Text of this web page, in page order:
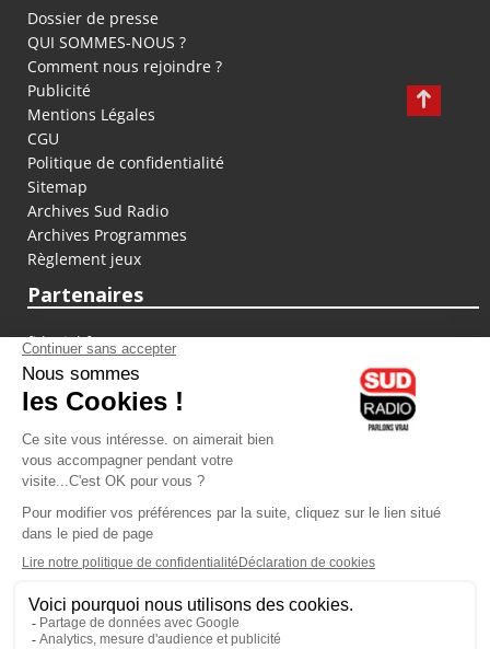
Dossier de presse
QUI SOMMES-NOUS ?
Comment nous rejoindre ?
Publicité
Mentions Légales
CGU
Politique de confidentialité
Sitemap
Archives Sud Radio
Archives Programmes
Règlement jeux
Partenaires
fiducial.fr
lyoncapitale.fr
olympique-et-lyonnais.com
L'application Iphone / Android
Téléchargez l'application
Les cookies
Gestion des cookies